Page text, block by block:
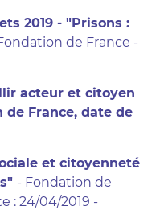
2019 - "Prisons :
de France -
acteur et citoyen
France, date de
et citoyenneté
- Fondation de
: 24/04/2019 -